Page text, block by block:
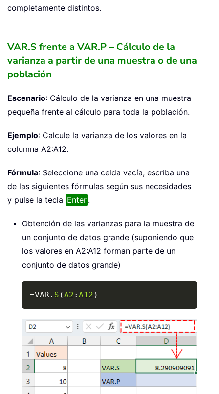
completamente distintos.
VAR.S frente a VAR.P – Cálculo de la
varianza a partir de una muestra o de una
población
Escenario: Cálculo de la varianza en una muestra
pequeña frente al cálculo para toda la población.
Ejemplo: Calcule la varianza de los valores en la
columna A2:A12.
Fórmula: Seleccione una celda vacía, escriba una
de las siguientes fórmulas según sus necesidades
y pulse la tecla Enter .
Obtención de las varianzas para la muestra de
un conjunto de datos grande (suponiendo que
los valores en A2:A12 forman parte de un
conjunto de datos grande)
=VAR. S (A2 : A12 )